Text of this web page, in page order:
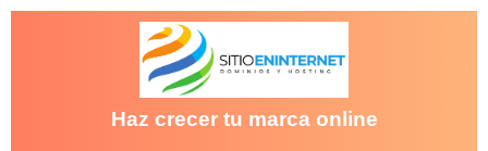
Haz crecer tu marca online